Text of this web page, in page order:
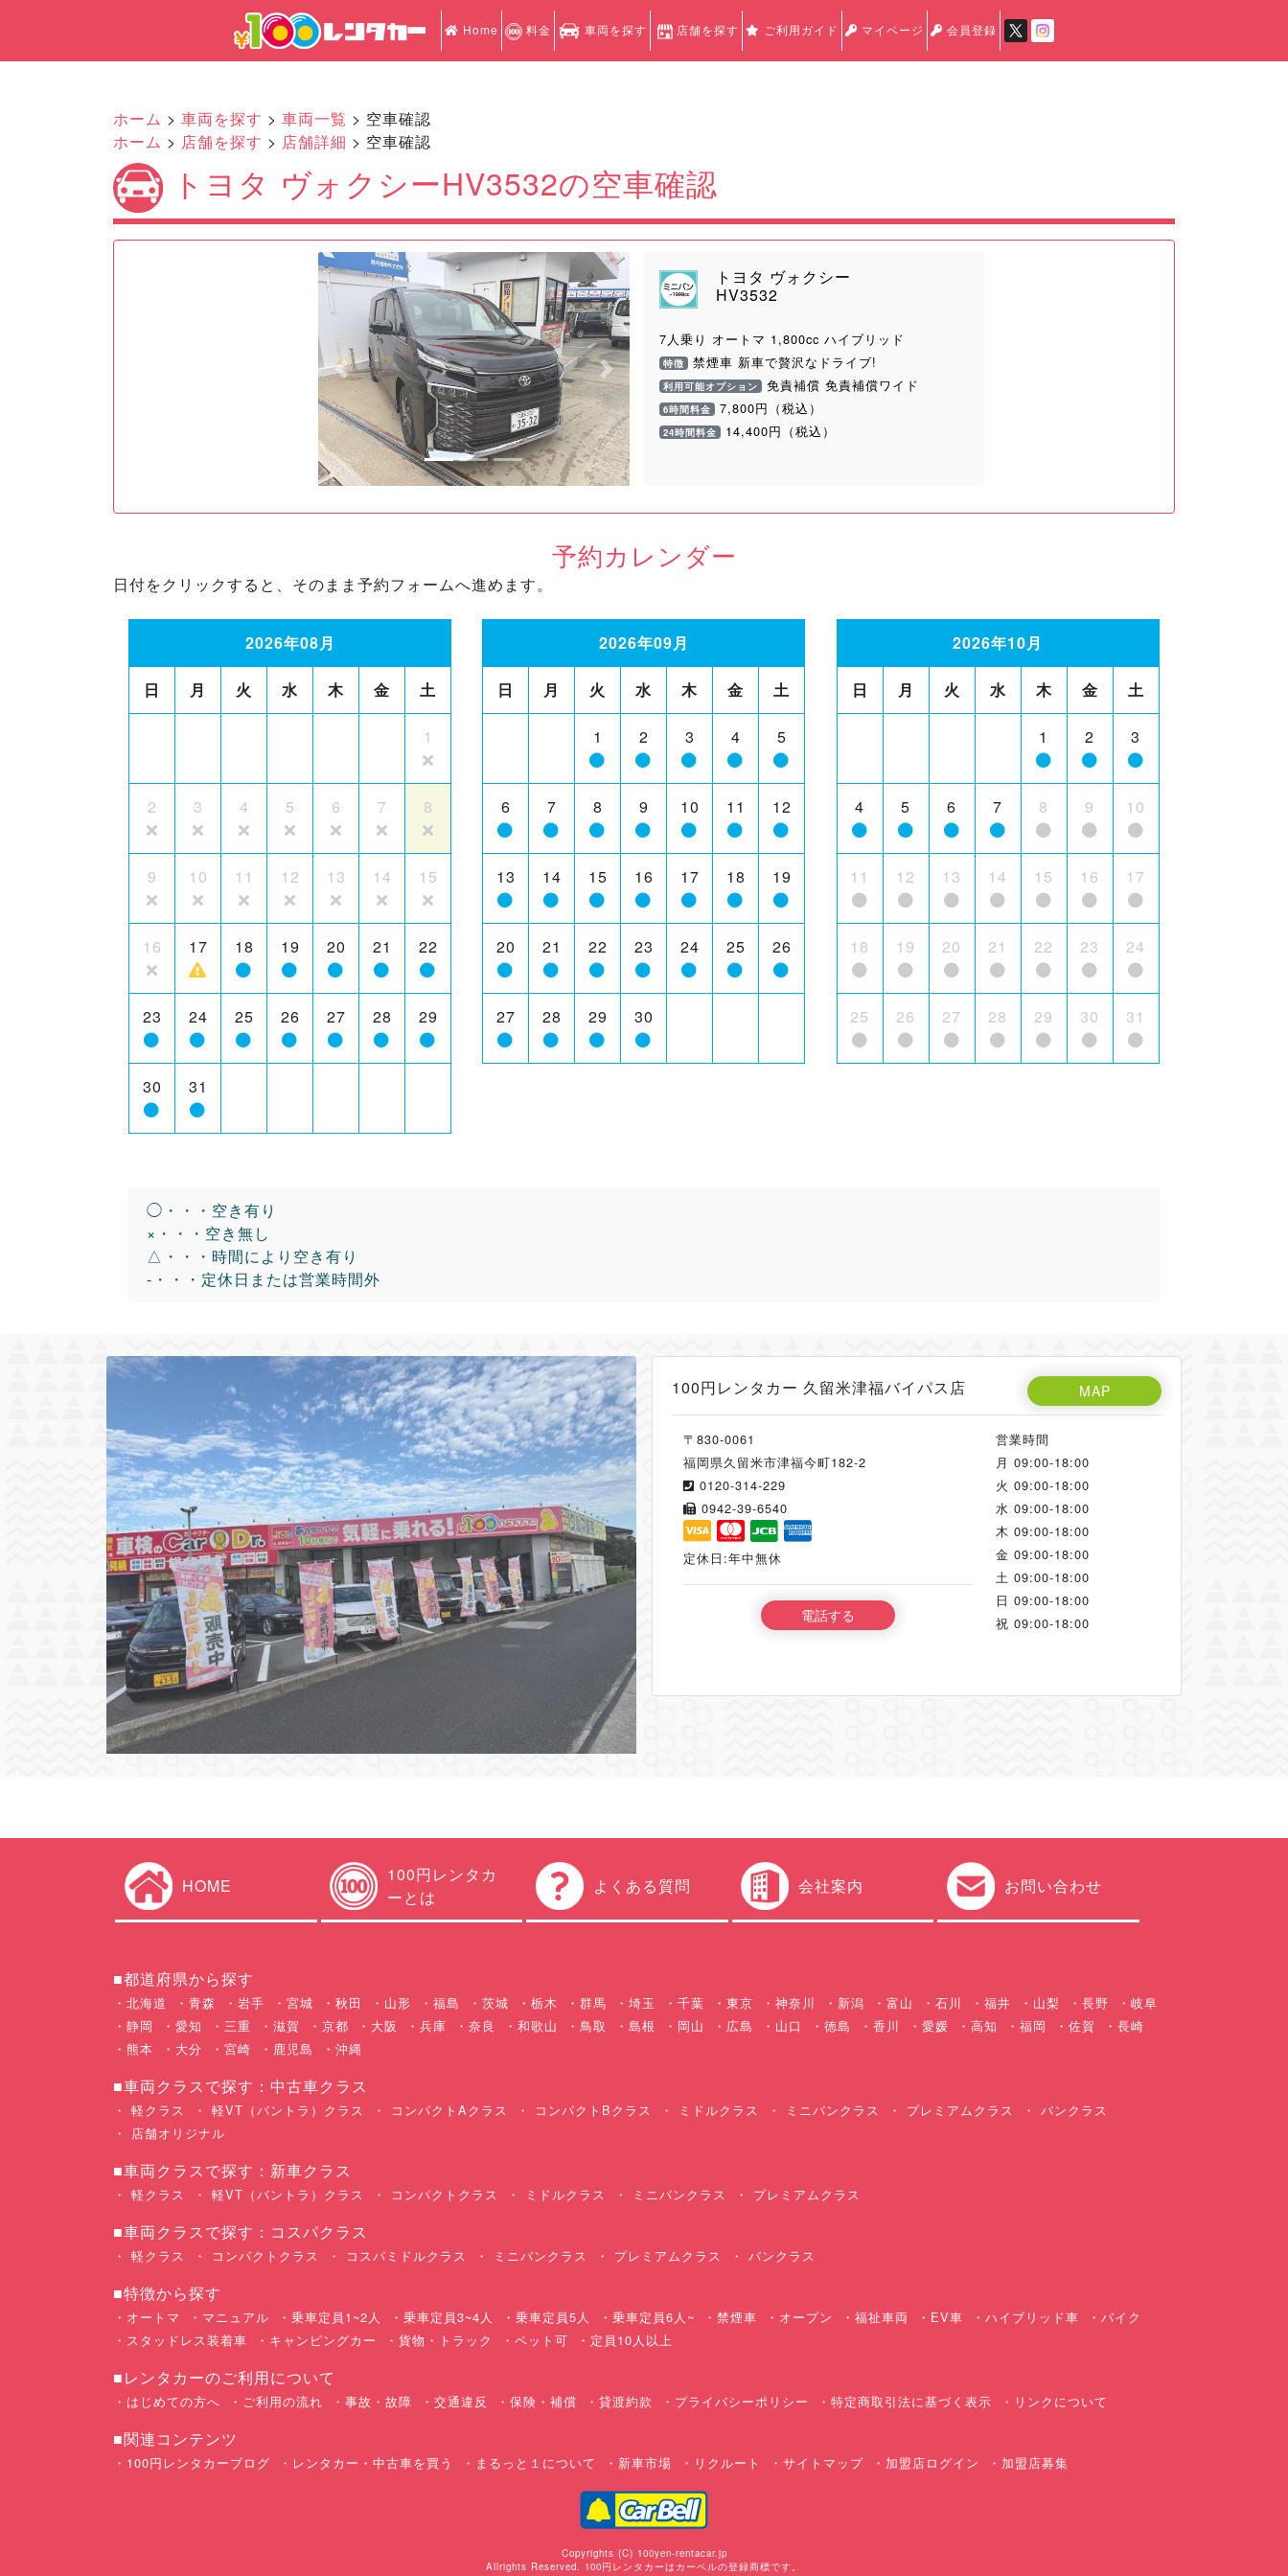
Home 料金 車両を探す 店舗を探す ご利用ガイド マイページ 会員登録
ホーム > 車両を探す > 車両一覧 > 空車確認
ホーム > 店舗を探す > 店舗詳細 > 空車確認
トヨタ ヴォクシーHV3532の空車確認
Previous Next
トヨタ ヴォクシー
HV3532
7人乗り オートマ 1,800cc ハイブリッド
特徴 禁煙車 新車で贅沢なドライブ!
利用可能オプション 免責補償 免責補償ワイド
6時間料金 7,800円（税込）
24時間料金 14,400円（税込）
予約カレンダー
日付をクリックすると、そのまま予約フォームへ進めます。
2026年08月
日 月 火 水 木 金 土
1
2 3 4 5 6 7 8
9 10 11 12 13 14 15
16 17 18 19 20 21 22
23 24 25 26 27 28 29
30 31
2026年09月
日 月 火 水 木 金 土
1 2 3 4 5
6 7 8 9 10 11 12
13 14 15 16 17 18 19
20 21 22 23 24 25 26
27 28 29 30
2026年10月
日 月 火 水 木 金 土
1 2 3
4 5 6 7 8 9 10
11 12 13 14 15 16 17
18 19 20 21 22 23 24
25 26 27 28 29 30 31
◯・・・空き有り
×・・・空き無し
△・・・時間により空き有り
-・・・定休日または営業時間外
100円レンタカー 久留米津福バイパス店 MAP
〒830-0061
福岡県久留米市津福今町182-2
0120-314-229
0942-39-6540
定休日:年中無休
電話する
営業時間
月 09:00-18:00
火 09:00-18:00
水 09:00-18:00
木 09:00-18:00
金 09:00-18:00
土 09:00-18:00
日 09:00-18:00
祝 09:00-18:00
HOME
100円レンタカ
ーとは
よくある質問 会社案内 お問い合わせ
■都道府県から探す
北海道 青森 岩手 宮城 秋田 山形 福島 茨城 栃木 群馬 埼玉 千葉 東京 神奈川 新潟 富山 石川 福井 山梨 長野
岐阜
静岡
愛知 三重 滋賀 京都 大阪 兵庫 奈良 和歌山 鳥取 島根 岡山 広島 山口 徳島 香川 愛媛 高知 福岡 佐賀
長崎
熊本
大分 宮崎 鹿児島 沖縄
■車両クラスで探す：中古車クラス
軽クラス 軽VT（バントラ）クラス コンパクトAクラス コンパクトBクラス ミドルクラス ミニバンクラス プレミアムクラス
バンクラス
店舗オリジナル
■車両クラスで探す：新車クラス
軽クラス 軽VT（バントラ）クラス コンパクトクラス ミドルクラス ミニバンクラス プレミアムクラス
■車両クラスで探す：コスパクラス
軽クラス コンパクトクラス コスパミドルクラス ミニバンクラス プレミアムクラス バンクラス
■特徴から探す
オートマ マニュアル 乗車定員1~2人 乗車定員3~4人 乗車定員5人 乗車定員6人~ 禁煙車 オープン 福祉車両 EV車 ハイブリッド車
バイク
スタッドレス装着車
キャンピングカー 貨物・トラック ペット可 定員10人以上
■レンタカーのご利用について
はじめての方へ ご利用の流れ 事故・故障 交通違反 保険・補償 貸渡約款 プライバシーポリシー 特定商取引法に基づく表示 リンクについて
■関連コンテンツ
100円レンタカーブログ レンタカー・中古車を買う まるっと１について 新車市場 リクルート サイトマップ 加盟店ログイン 加盟店募集
Copyrights (C) 100yen-rentacar.jp
Allrights Reserved. 100円レンタカーはカーベルの登録商標です。